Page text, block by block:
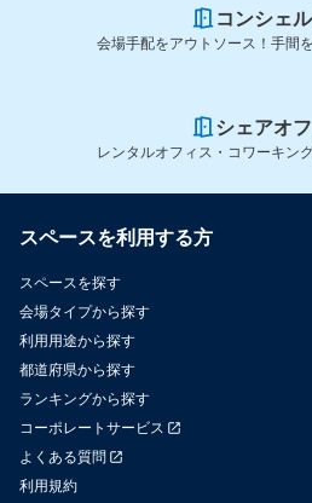
コンシェ
会場手配をアウトソース！手間
シェアオ
レンタルオフィス・コワーキン
スペースを利用する方
スペースを探す
会場タイプから探す
利用用途から探す
都道府県から探す
ランキングから探す
コーポレートサービス
よくある質問
利用規約